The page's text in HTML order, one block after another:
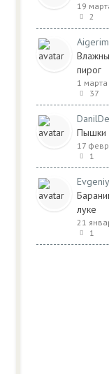
19
2
пирог
1
37
Пышки
17
1
луке
21
1